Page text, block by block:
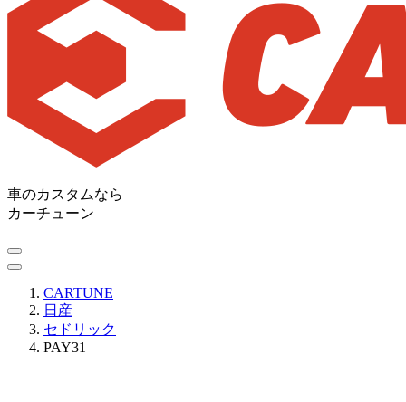
車のカスタムなら
カーチューン
CARTUNE
日産
セドリック
PAY31